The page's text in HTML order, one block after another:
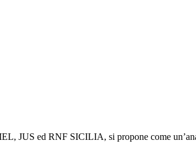
JUS ed RNF SICILIA, si propone come